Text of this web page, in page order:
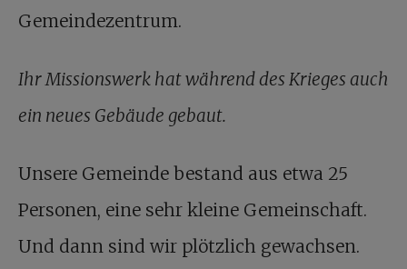
Gemeindezentrum.
Ihr Missionswerk hat während des Krieges auch
ein neues Gebäude gebaut.
Unsere Gemeinde bestand aus etwa 25
Personen, eine sehr kleine Gemeinschaft.
Und dann sind wir plötzlich gewachsen.